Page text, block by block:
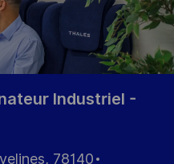
Industriel -
78140